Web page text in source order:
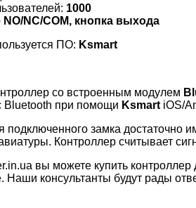
1000
NO/NC/COM, кнопка выхода
ПО: Ksmart
со встроенным модулем
Bluetooth при помощи Ksmart iOS/
подключенного замка достаточно
Контроллер считывает
вы можете купить
Наши консультанты будут рады